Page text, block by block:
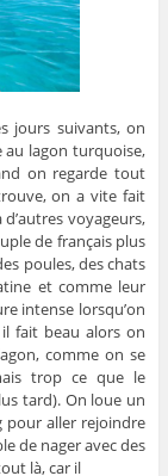
jours suivants, on
lagon turquoise,
on regarde tout
on a vite fait
voyageurs,
de français plus
poules, des chats
et comme leur
intense lorsqu’on
fait beau alors on
comme on se
trop ce que le
tard). On loue un
pour aller rejoindre
de nager avec des
là, car il